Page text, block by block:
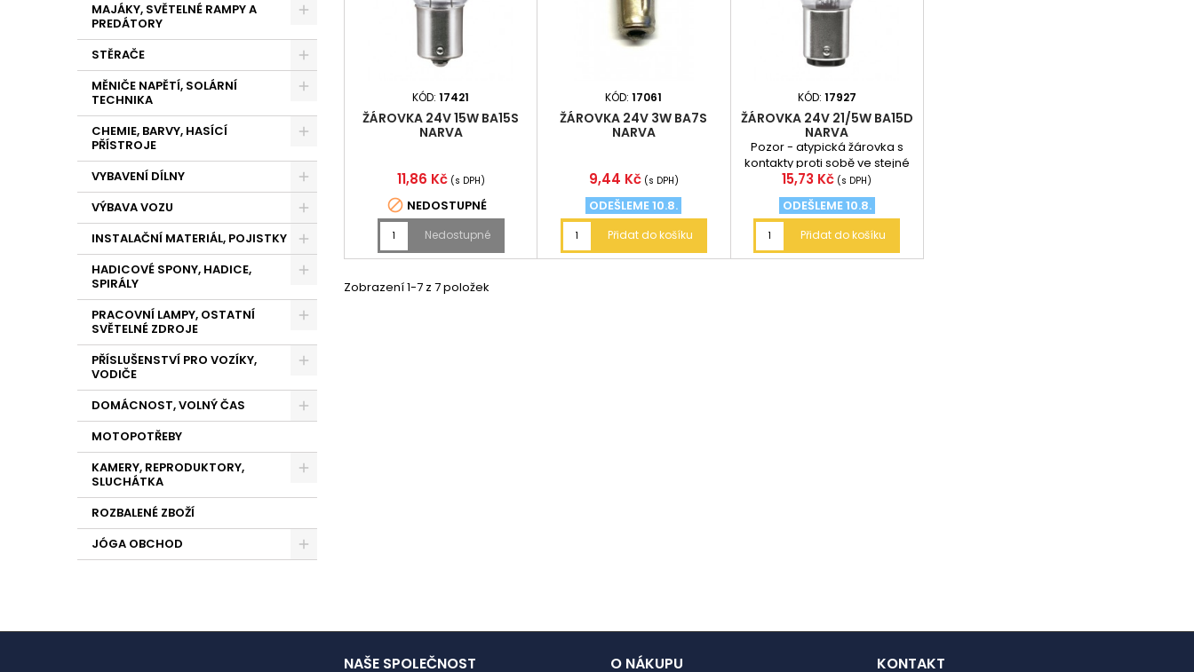
MAJÁKY, SVĚTELNÉ RAMPY A
PREDÁTORY
STĚRAČE
MĚNIČE NAPĚTÍ, SOLÁRNÍ
TECHNIKA
CHEMIE, BARVY, HASÍCÍ
PŘÍSTROJE
VYBAVENÍ DÍLNY
VÝBAVA VOZU
INSTALAČNÍ MATERIÁL, POJISTKY
HADICOVÉ SPONY, HADICE,
SPIRÁLY
PRACOVNÍ LAMPY, OSTATNÍ
SVĚTELNÉ ZDROJE
PŘÍSLUŠENSTVÍ PRO VOZÍKY,
VODIČE
DOMÁCNOST, VOLNÝ ČAS
MOTOPOTŘEBY
KAMERY, REPRODUKTORY,
SLUCHÁTKA
ROZBALENÉ ZBOŽÍ
JÓGA OBCHOD
KÓD:17421
ŽÁROVKA 24V 15W BA15S
NARVA
Cena
11,86 Kč (s DPH)
 NEDOSTUPNÉ
Nedostupné
KÓD:17061
ŽÁROVKA 24V 3W BA7S
NARVA
Cena
9,44 Kč (s DPH)
ODEŠLEME 10.8.
Přidat do košíku
KÓD: 17927
ŽÁROVKA 24V 21/5W BA15D
NARVA
Pozor - atypická žárovka s
kontakty proti sobě ve stejné
výšce!!! V automobilech se
běžně...
Cena
15,73 Kč (s DPH)
ODEŠLEME 10.8.
Přidat do košíku
Zobrazení 1-7 z 7 položek
NAŠE SPOLEČNOST O NÁKUPU KONTAKT